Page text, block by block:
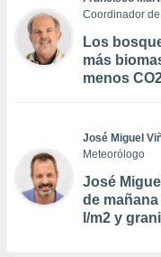
Coordinador de
Los
más
menos
José Miguel
Meteorólogo
José
de
l/m2 y